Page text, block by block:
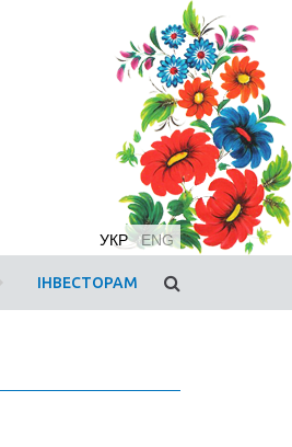
УКР ENG
ІНВЕСТОРАМ